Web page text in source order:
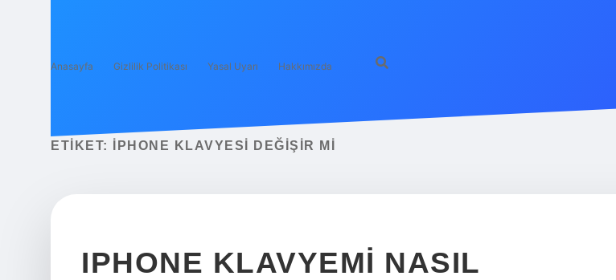
Anasayfa Gizlilik Politikası Yasal Uyarı Hakkımızda
ETIKET: IPHONE KLAVYESI DEĞIŞIR MI
IPHONE KLAVYEMI NASIL